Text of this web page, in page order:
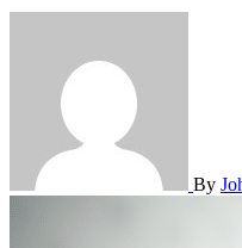
By